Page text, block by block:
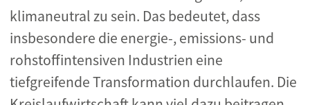
klimaneutral zu sein. Das bedeutet, dass
insbesondere die energie-, emissions- und
rohstoffintensiven Industrien eine
tiefgreifende Transformation durchlaufen. Die